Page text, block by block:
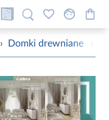
› Domki drewniane ›